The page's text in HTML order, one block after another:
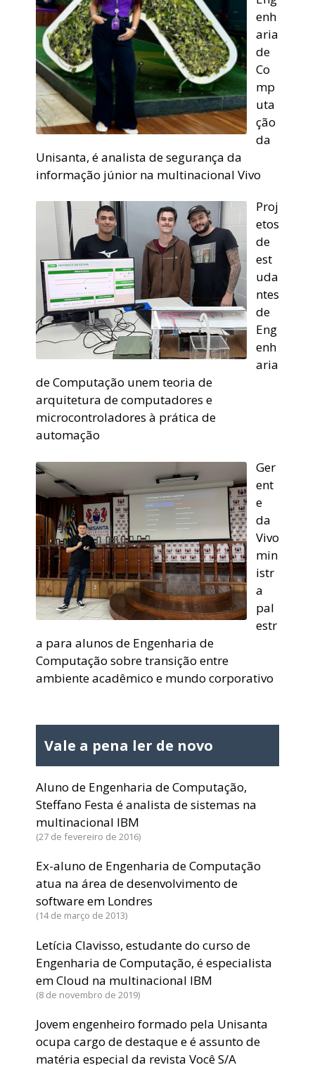
enh
aria
de
Co
mp
uta
ção
da
Unisanta, é analista de segurança da
informação júnior na multinacional Vivo
Proj
etos
de
est
uda
ntes
de
Eng
enh
aria
de Computação unem teoria de
arquitetura de computadores e
microcontroladores à prática de
automação
Ger
ent
e
da
Vivo
min
istr
a
pal
estr
a para alunos de Engenharia de
Computação sobre transição entre
ambiente acadêmico e mundo corporativo
Vale a pena ler de novo
Aluno de Engenharia de Computação,
Steffano Festa é analista de sistemas na
multinacional IBM
27 de fevereiro de 2016
Ex-aluno de Engenharia de Computação
atua na área de desenvolvimento de
software em Londres
14 de março de 2013
Letícia Clavisso, estudante do curso de
Engenharia de Computação, é especialista
em Cloud na multinacional IBM
8 de novembro de 2019
Jovem engenheiro formado pela Unisanta
ocupa cargo de destaque e é assunto de
matéria especial da revista Você S/A